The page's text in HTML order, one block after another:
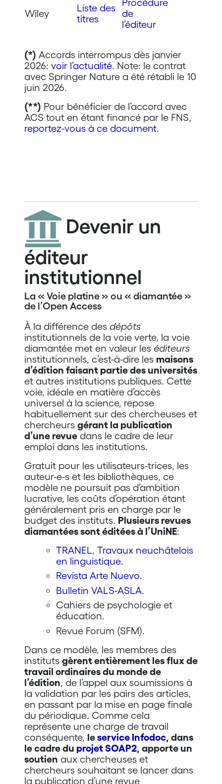
Wiley
Liste des
titres
Procédure
de
l’éditeur
(*) Accords interrompus dès janvier
2026: voir l’actualité. Note: le contrat
avec Springer Nature a été rétabli le 10
juin 2026.
(**) Pour bénéficier de l’accord avec
ACS tout en étant financé par le FNS,
reportez-vous à ce document.
Devenir un
éditeur
institutionnel
La « Voie platine » ou « diamantée »
de l’Open Access
À la différence des dépôts
institutionnels de la voie verte, la voie
diamantée met en valeur les éditeurs
institutionnels, c’est-à-dire les maisons
d’édition faisant partie des universités
et autres institutions publiques. Cette
voie, idéale en matière d’accès
universel à la science, repose
habituellement sur des chercheuses et
chercheurs gérant la publication
d’une revuedans le cadre de leur
emploi dans les institutions.
Gratuit pour les utilisateurs-trices, les
auteur-e-s et les bibliothèques, ce
modèle ne poursuit pas d’ambition
lucrative, les coûts d’opération étant
généralement pris en charge par le
budget des instituts. Plusieurs revues
diamantées sont éditées à l’UniNE:
TRANEL, Travaux neuchâtelois
en linguistique.
Revista Arte Nuevo.
Bulletin VALS-ASLA.
Cahiers de psychologie et
éducation.
Revue Forum (SFM).
Dans ce modèle, les membres des
instituts gèrent entièrement les flux de
travail ordinaires du monde de
l’édition, de l’appel aux soumissions à
la validation par les pairs des articles,
en passant par la mise en page finale
du périodique. Comme cela
représente une charge de travail
conséquente, leservice Infodoc, dans
le cadre du projet SOAP2, apporte un
soutien aux chercheuses et
chercheurs souhaitant se lancer dans
la publication d’une revue